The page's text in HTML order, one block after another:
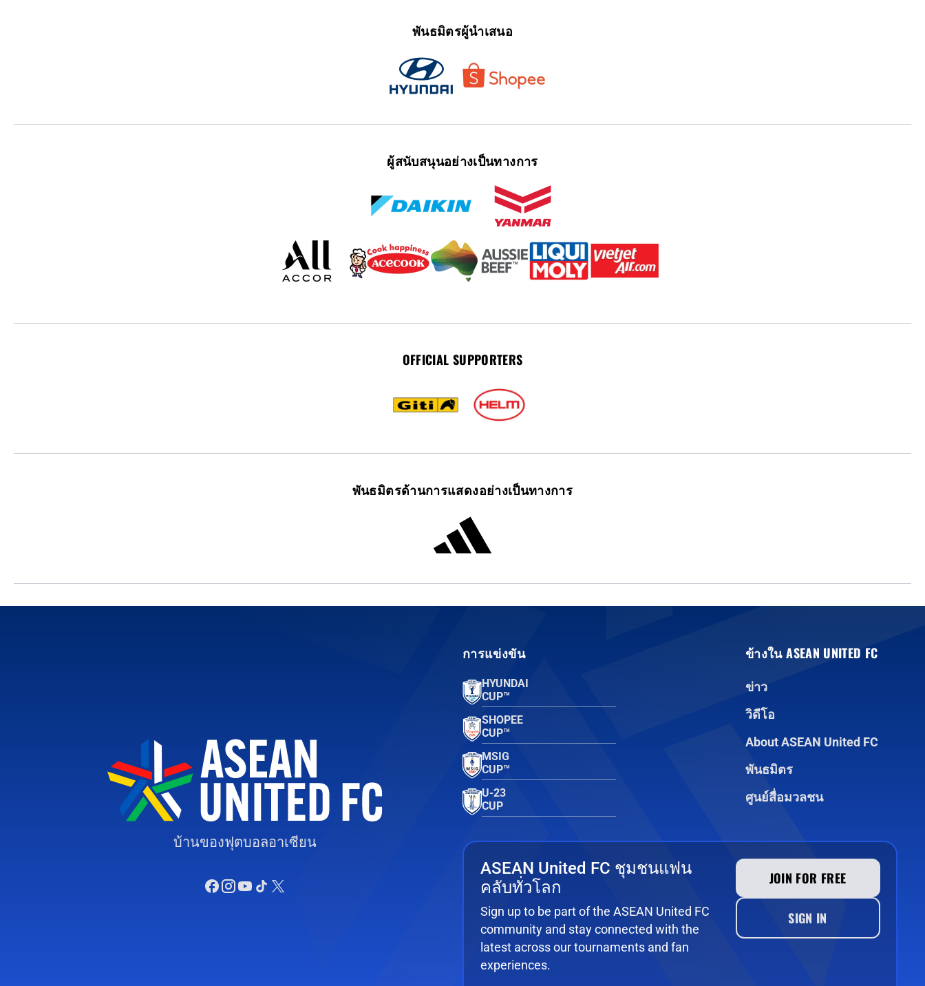
พันธมิตรผู้นำเสนอ
ผู้สนับสนุนอย่างเป็นทางการ
OFFICIAL SUPPORTERS
พันธมิตรด้านการแสดงอย่างเป็นทางการ
บ้านของฟุตบอลอาเซียน
การแข่งขัน
HYUNDAI
CUP™
SHOPEE
CUP™
MSIG
CUP™
U-23
CUP
ข้างใน ASEAN UNITED FC
ข่าว
วิดีโอ
About ASEAN United FC
พันธมิตร
ศูนย์สื่อมวลชน
ASEAN United FC ชุมชนแฟน
คลับทั่วโลก
Sign up to be part of the ASEAN United FC
community and stay connected with the
latest across our tournaments and fan
experiences.
JOIN FOR FREE
SIGN IN